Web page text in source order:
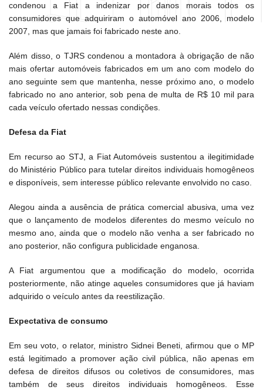
condenou a Fiat a indenizar por danos morais todos os
consumidores que adquiriram o automóvel ano 2006, modelo
2007, mas que jamais foi fabricado neste ano.
Além disso, o TJRS condenou a montadora à obrigação de não
mais ofertar automóveis fabricados em um ano com modelo do
ano seguinte sem que mantenha, nesse próximo ano, o modelo
fabricado no ano anterior, sob pena de multa de R$ 10 mil para
cada veículo ofertado nessas condições.
Defesa da Fiat
Em recurso ao STJ, a Fiat Automóveis sustentou a ilegitimidade
do Ministério Público para tutelar direitos individuais homogêneos
e disponíveis, sem interesse público relevante envolvido no caso.
Alegou ainda a ausência de prática comercial abusiva, uma vez
que o lançamento de modelos diferentes do mesmo veículo no
mesmo ano, ainda que o modelo não venha a ser fabricado no
ano posterior, não configura publicidade enganosa.
A Fiat argumentou que a modificação do modelo, ocorrida
posteriormente, não atinge aqueles consumidores que já haviam
adquirido o veículo antes da reestilização.
Expectativa de consumo
Em seu voto, o relator, ministro Sidnei Beneti, afirmou que o MP
está legitimado a promover ação civil pública, não apenas em
defesa de direitos difusos ou coletivos de consumidores, mas
também de seus direitos individuais homogêneos. Esse